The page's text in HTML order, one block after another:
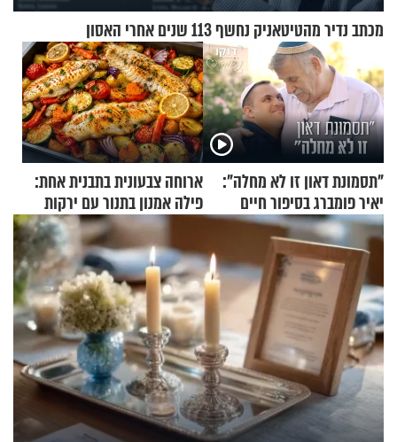
מכתב נדיר מהטיטאניק נחשף 113 שנים אחרי האסון
"תסמונת דאון זו לא מחלה":
יאיר פומברג בסיפור חיים
מעורר השראה
ארוחה צבעונית בתבנית אחת:
פילה אמנון בתנור עם ירקות